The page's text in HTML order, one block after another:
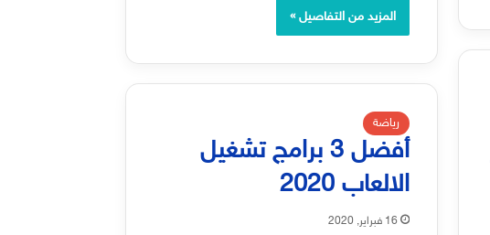
المزيد من التفاصيل »
رياضة
أفضل 3 برامج تشغيل
الالعاب 2020
16 فبراير, 2020